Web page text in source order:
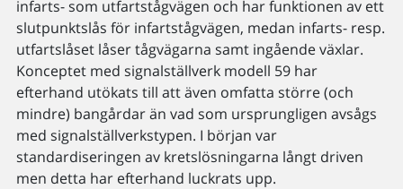
infarts- som utfartstågvägen och har funktionen av ett
slutpunktslås för infartstågvägen, medan infarts- resp.
utfartslåset låser tågvägarna samt ingående växlar.
Konceptet med signalställverk modell 59 har
efterhand utökats till att även omfatta större (och
mindre) bangårdar än vad som ursprungligen avsågs
med signalställverkstypen. I början var
standardiseringen av kretslösningarna långt driven
men detta har efterhand luckrats upp.